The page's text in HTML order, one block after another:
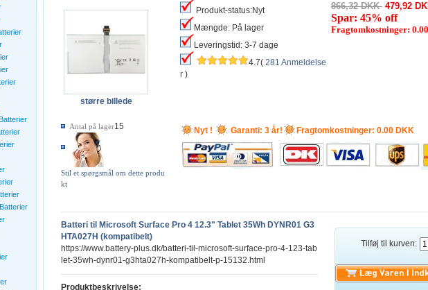
større billede
Antal på lager15
Stil et spørgsmål om dette produ
kt
Produkt-status:Nyt
Mængde: På lager
Leveringstid: 3-7 dage
4.7( 281 Anmeldelse
r )
866,32 DKK 479,92
Spar: 45% off
Fragtomkostninger:
Nyt ! Garanti: 3 år! Fragtomkostninger: 0.00 DKK
Tilføj til kurven:
Batteri til Microsoft Surface Pro 4 12.3" Tablet 35Wh DYNR01 G3
HTA027H (kompatibelt)
https://www.battery-plus.dk/batteri-til-microsoft-surface-pro-4-123-tab
let-35wh-dynr01-g3hta027h-kompatibelt-p-15132.html
Produktbeskrivelse: